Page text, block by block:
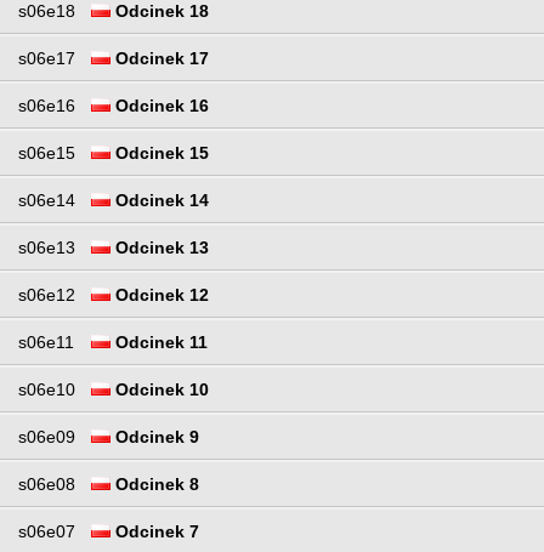
s06e18 Odcinek 18
s06e17 Odcinek 17
s06e16 Odcinek 16
s06e15 Odcinek 15
s06e14 Odcinek 14
s06e13 Odcinek 13
s06e12 Odcinek 12
s06e11 Odcinek 11
s06e10 Odcinek 10
s06e09 Odcinek 9
s06e08 Odcinek 8
s06e07 Odcinek 7